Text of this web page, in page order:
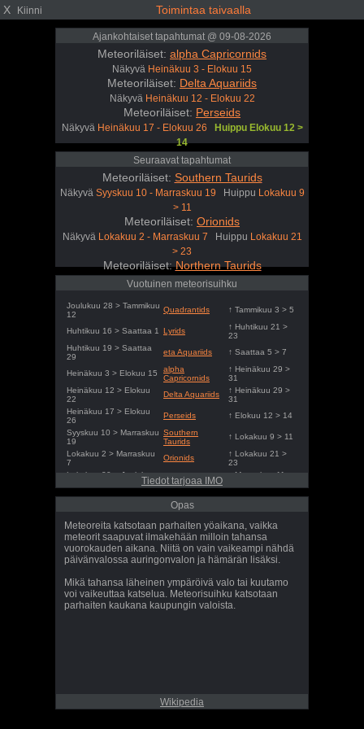
X Kiinni Toimintaa taivaalla
Ajankohtaiset tapahtumat @ 09-08-2026
Meteoriläiset: alpha Capricornids
Näkyvä Heinäkuu 3 - Elokuu 15
Meteoriläiset: Delta Aquariids
Näkyvä Heinäkuu 12 - Elokuu 22
Meteoriläiset: Perseids
Näkyvä Heinäkuu 17 - Elokuu 26
Huippu Elokuu 12 >
14
Seuraavat tapahtumat
Meteoriläiset: Southern Taurids
Näkyvä Syyskuu 10 - Marraskuu 19 Huippu Lokakuu 9
> 11
Meteoriläiset: Orionids
Näkyvä Lokakuu 2 - Marraskuu 7 Huippu Lokakuu 21
> 23
Meteoriläiset:Northern Taurids
Lokakuu 20 - Joulukuu 9Huippu
Vuotuinen meteorisuihku
Joulukuu 28 > Tammikuu
12
Quadrantids ↑ Tammikuu 3 > 5
Huhtikuu 16 > Saattaa 1 Lyrids
↑ Huhtikuu 21 >
23
Huhtikuu 19 > Saattaa
29
eta Aquariids ↑ Saattaa 5 > 7
Heinäkuu 3 > Elokuu 15
alpha
Capricornids
↑ Heinäkuu 29 >
31
Heinäkuu 12 > Elokuu
22
Delta Aquariids
↑ Heinäkuu 29 >
31
Heinäkuu 17 > Elokuu
26
Perseids
↑ Elokuu 12 > 14
Syyskuu 10 > Marraskuu
19
Southern
Taurids
↑ Lokakuu 9 > 11
Lokakuu 2 > Marraskuu
7
Orionids
↑ Lokakuu 21 >
23
Lokakuu 20 > Joulukuu
Northern Taurids
↑ Marraskuu 11 >
Marraskuu 6 > Joulukuu
Leonids
↑ Marraskuu 16 >
18
Geminids
15
Joulukuu 17 > Joulukuu
27
Ursids
↑ Joulukuu 21 >
23
Tiedot tarjoaa IMO
Opas
Meteoreita katsotaan parhaiten yöaikana, vaikka
meteorit saapuvat ilmakehään milloin tahansa
vuorokauden aikana. Niitä on vain vaikeampi nähdä
päivänvalossa auringonvalon ja hämärän lisäksi.
Mikä tahansa läheinen ympäröivä valo tai kuutamo
voi vaikeuttaa katselua. Meteorisuihku katsotaan
parhaiten kaukana kaupungin valoista.
Wikipedia